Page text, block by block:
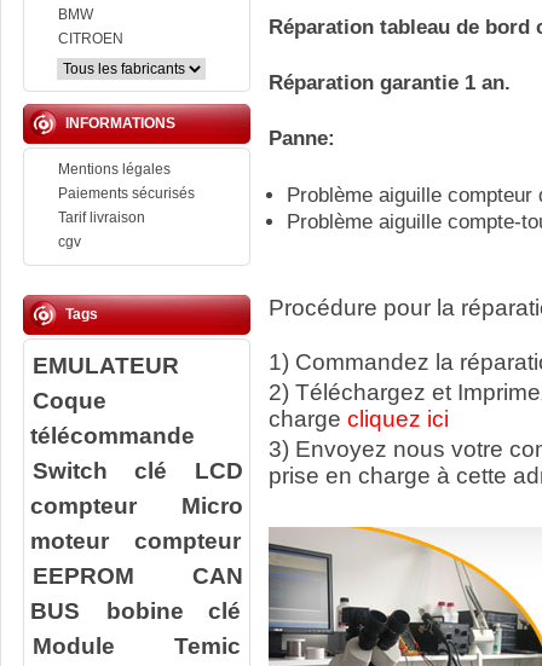
BMW
CITROEN
INFORMATIONS
Mentions légales
Paiements sécurisés
Tarif livraison
cgv
Tags
EMULATEUR
Coque
télécommande
Switch clé
LCD
compteur
Micro
moteur compteur
EEPROM
CAN
BUS
bobine clé
Module Temic
Réparation tableau de bord
Réparation garantie 1 an.
Panne:
Problème aiguille compteur
Problème aiguille compte-
Procédure pour la
1) Commandez la
2) Téléchargez et
charge cliquez ici
3) Envoyez nous votre
prise en charge à cette